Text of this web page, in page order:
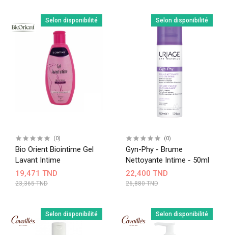
Selon disponibilité
(0)
Bio Orient Biointime Gel
Lavant Intime
19,471 TND
23,365 TND
Selon disponibilité
(0)
Gyn-Phy - Brume
Nettoyante Intime - 50ml
22,400 TND
26,880 TND
Selon disponibilité Selon disponibilité